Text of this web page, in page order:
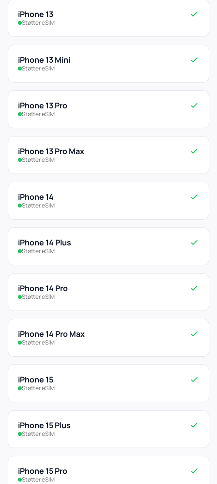
iPhone 13
Støtter eSIM
iPhone 13 Mini
Støtter eSIM
iPhone 13 Pro
Støtter eSIM
iPhone 13 Pro Max
Støtter eSIM
iPhone 14
Støtter eSIM
iPhone 14 Plus
Støtter eSIM
iPhone 14 Pro
Støtter eSIM
iPhone 14 Pro Max
Støtter eSIM
iPhone 15
Støtter eSIM
iPhone 15 Plus
Støtter eSIM
iPhone 15 Pro
Støtter eSIM